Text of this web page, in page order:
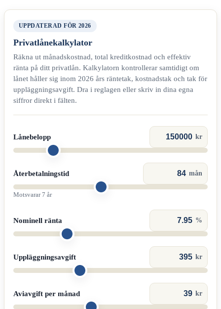
UPPDATERAD FÖR 2026
Privatlånekalkylator
Räkna ut månadskostnad, total kreditkostnad och effektiv
ränta på ditt privatlån. Kalkylatorn kontrollerar samtidigt om
lånet håller sig inom 2026 års räntetak, kostnadstak och tak för
uppläggningsavgift. Dra i reglagen eller skriv in dina egna
siffror direkt i fälten.
Lånebelopp kr
Återbetalningstid mån
Motsvarar 7 år
Nominell ränta %
Uppläggningsavgift kr
Aviavgift per månad kr